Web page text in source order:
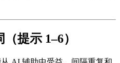
提示 1–6）